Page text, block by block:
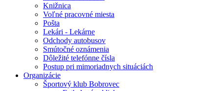
Knižnica
Voľné pracovné miesta
Pošta
Lekári - Lekárne
Odchody autobusov
Smútočné oznámenia
Dôležité telefónne čísla
Postup pri mimoriadnych situáciách
Organizácie
Športový klub Bobrovec